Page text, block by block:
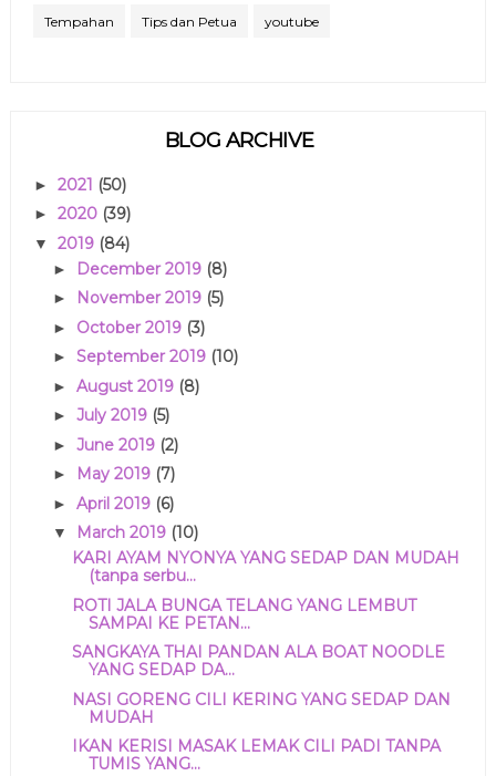
Tempahan Tips dan Petua youtube
BLOG ARCHIVE
► 2021 (50)
► 2020 (39)
▼ 2019 (84)
► December 2019 (8)
► November 2019 (5)
► October 2019 (3)
► September 2019 (10)
► August 2019 (8)
► July 2019 (5)
► June 2019 (2)
► May 2019 (7)
► April 2019 (6)
▼ March 2019 (10)
KARI AYAM NYONYA YANG SEDAP DAN MUDAH
(tanpa serbu...
ROTI JALA BUNGA TELANG YANG LEMBUT
SAMPAI KE PETAN...
SANGKAYA THAI PANDAN ALA BOAT NOODLE
YANG SEDAP DA...
NASI GORENG CILI KERING YANG SEDAP DAN
MUDAH
IKAN KERISI MASAK LEMAK CILI PADI TANPA
TUMIS YANG...